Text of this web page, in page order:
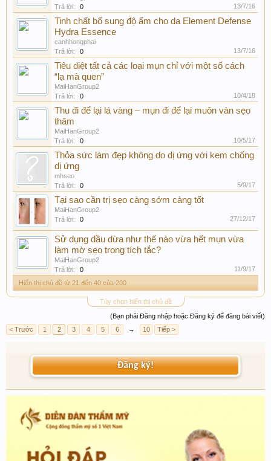
Trả lời:
0 13/7/16
Tinh chất bổ sung độ ẩm cho da Element Defense
Hydra Essence
canhhongphai
Trả lời:
0 13/7/16
Tiêu diệt tất cả các loại mụn chỉ với một số cách
“lạ mà quen”
MaiHanGroup2
Trả lời:
0 10/4/18
Thu đi để lại lá vàng – mụn đi để lại muôn vàn sẹo
thâm
MaiHanGroup2
Trả lời:
0 10/5/17
Thỏa sức làm đẹp không do dị ứng với kem chống
dị ứng
mhseo
Trả lời:
0 5/9/17
Tại sao cần trị sẹo càng sớm càng tốt
MaiHanGroup2
Trả lời:
0 27/12/17
Sử dụng dầu dừa như thế nào vừa hết mụn vừa
làm mờ sẹo trong tích tắc?
MaiHanGroup2
Trả lời:
0
11/9/17
Hiển thị chủ đề từ 21 đến 40 của 200
Tùy chọn hiển thị chủ đề
(Bạn phải Đăng nhập hoặc Đăng ký để đăng bài viết)
< Trước
1 2 3 4 5 6 → 10 Tiếp >
Đăng ký!